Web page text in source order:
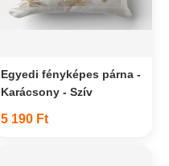
Egyedi fényképes párna -
Karácsony - Szív
5 190 Ft